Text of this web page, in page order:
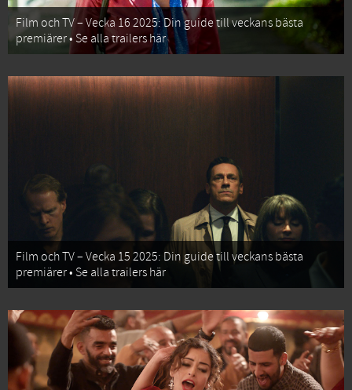
Film och TV – Vecka 16 2025: Din guide till veckans bästa
premiärer • Se alla trailers här
Film och TV – Vecka 15 2025: Din guide till veckans bästa
premiärer • Se alla trailers här